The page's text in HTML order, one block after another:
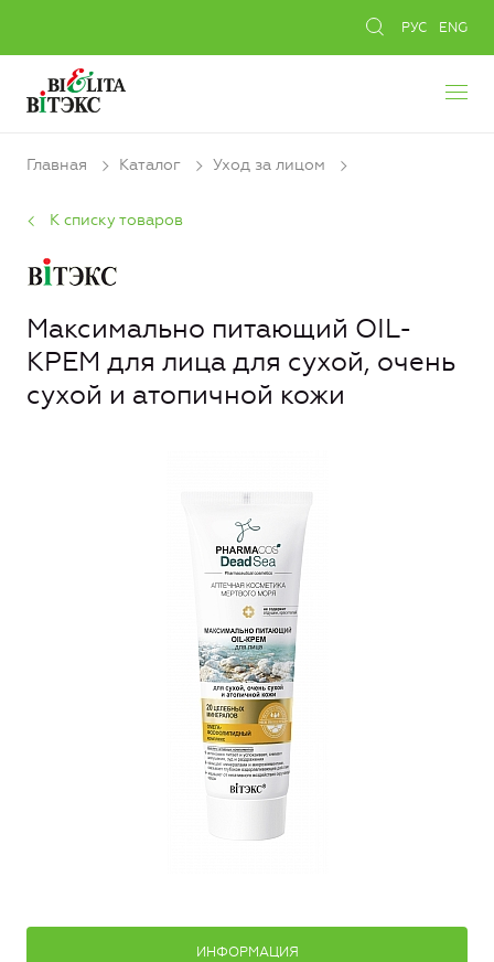
РУС ENG
Главная Каталог Уход за лицом
К списку товаров
Максимально питающий OIL-
КРЕМ для лица для сухой, очень
сухой и атопичной кожи
ИНФОРМАЦИЯ